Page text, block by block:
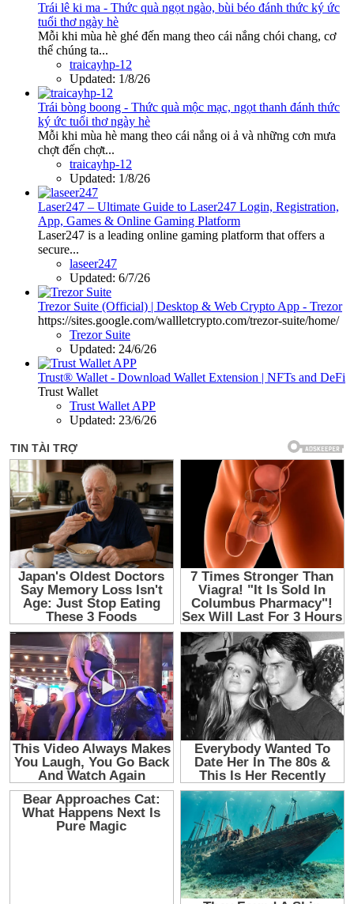
Trái lê ki ma - Thức quà ngọt ngào, bùi béo đánh thức ký ức
tuổi thơ ngày hè
Mỗi khi mùa hè ghé đến mang theo cái nắng chói chang, cơ
thể chúng ta...
traicayhp-12
Updated: 1/8/26
Trái bòng boong - Thức quà mộc mạc, ngọt thanh đánh thức
ký ức tuổi thơ ngày hè
Mỗi khi mùa hè mang theo cái nắng oi ả và những cơn mưa
chợt đến chợt...
traicayhp-12
Updated: 1/8/26
Laser247 – Ultimate Guide to Laser247 Login, Registration,
App, Games & Online Gaming Platform
Laser247 is a leading online gaming platform that offers a
secure...
laseer247
Updated: 6/7/26
Trezor Suite (Official) | Desktop & Web Crypto App - Trezor
https://sites.google.com/wallletcrypto.com/trezor-suite/home/
Trezor Suite
Updated: 24/6/26
Trust® Wallet - Download Wallet Extension | NFTs and DeFi
Trust Wallet
Trust Wallet APP
Updated: 23/6/26